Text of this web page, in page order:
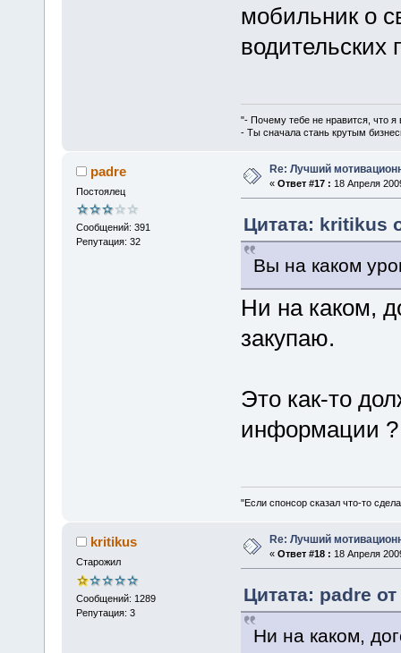
мобильник о
водительских
"- Почему тебе не нравится, что я
- Ты сначала стань крутым
padre
Постоялец
Сообщений: 391
Репутация: 32
Re: Лучший
« Ответ #17 : 18 Апреля
Цитата: kritikus
Вы на каком
Ни на каком,
закупаю.
Это как-то
информации ?
"Если спонсор сказал что-то
kritikus
Старожил
Сообщений: 1289
Репутация: 3
Re: Лучший
« Ответ #18 : 18 Апреля
Цитата: padre
Ни на каком,